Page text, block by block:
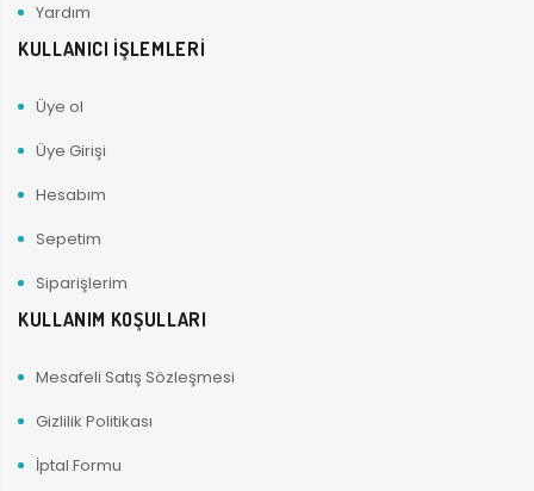
Yardım
KULLANICI İŞLEMLERİ
Üye ol
Üye Girişi
Hesabım
Sepetim
Siparişlerim
KULLANIM KOŞULLARI
Mesafeli Satış Sözleşmesi
Gizlilik Politikası
İptal Formu